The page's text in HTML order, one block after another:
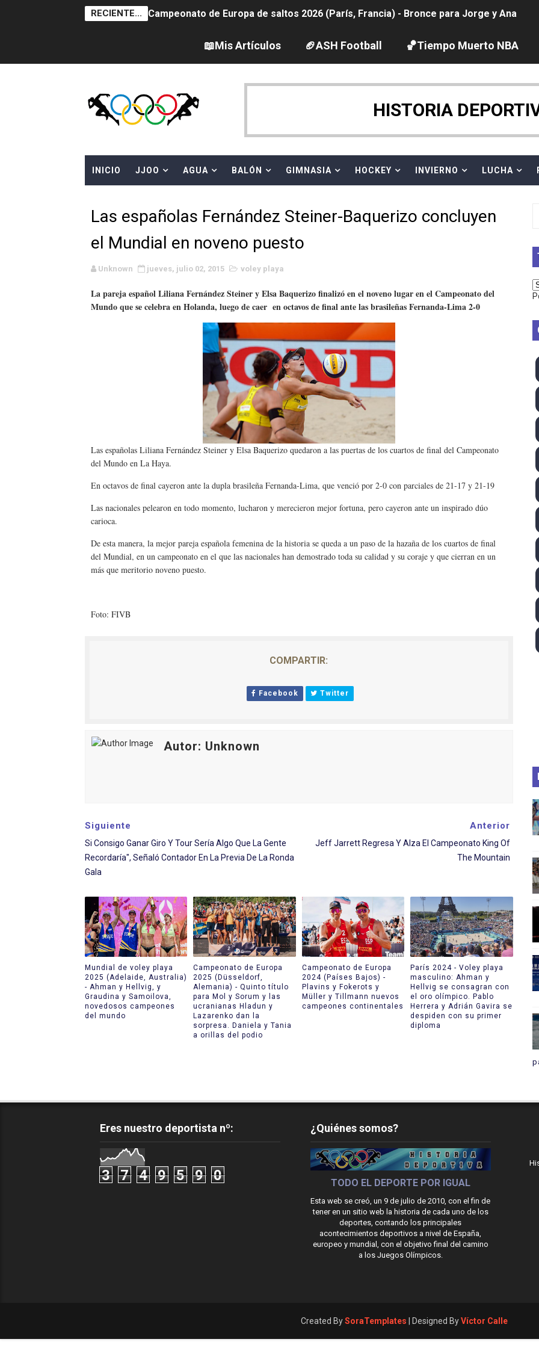
RECIENTE... Campeonato de Europa de saltos 2026 (París, Francia) - Bronce para Jorge y Ana
Tour de Francia femenino 2026 - Etapa 6
Women's Pro Baseball League 2026
Campeonato de Europa de pentatlón moderno 2026 (Estambul, Turquía)
Campeonato de Europa de natación artística 2026 (París, Francia) - España domina
Canadá Open 2026
WWE NXT - Myles Borne y Tavion Heights ponen fin al reinado por parejas de The
Canadian Football League 2026 - Week 10
EFA y AFLE 2026 - Regular season
Grandes éxitos por fin para Chelsea Green, Chad Gable y Baron Corbin en SummerSlam
Campeonato de Europa de MTB 2026 (Monteceneri, Suiza) - Charlie Aldridge y Sina
Campeonato de Europa de remo 2026 (Varese, Italia) - Rumanía, Alemania y Gran
Mundial de lacrosse femenino 2026 (Tokio, Japón) - Estados Unidos invencibles, ya
Máxima celebración en el último Impact! con Jason Hotch como nuevo TNA
Mundial de esgrima 2026 (Hong Kong) - La delegación italiana arrasa con 4 oros y 4
Raquel Rodriguez es la nueva monarca Intercontinental, su primer título individual en
Athletes Unlimited Softball League 2026 - Las Utah Talons son bicampeonas de la AUSL
Mundial de piragüismo slalom 2026 (Oklahoma City, Estados Unidos) - Miquel Travé
Tour de Francia masculino 2026 - Tadej Pogacar entra en el selecto grupo de los
Mundial de Fórmula 1 2026 - Lando Norris consigue en Hungría su primera victoria
Campeonato de Europa en aguas abiertas 2026 (París, Francia) - Wellbrock y
📖Mis Artículos 🏈ASH Football 🏀Tiempo Muerto NBA
HISTORIA
INICIO JJOO AGUA BALÓN GIMNASIA HOCKEY INVIERNO LUCHA
Las españolas Fernández Steiner-Baquerizo concluyen
el Mundial en noveno puesto
Unknown jueves, julio 02, 2015 voley playa
La pareja español Liliana Fernández Steiner y Elsa Baquerizo finalizó en el noveno lugar en el Campeonato del
Mundo que se celebra en Holanda, luego de caer en octavos de final ante las brasileñas Fernanda-Lima 2-0
Las españolas Liliana Fernández Steiner y Elsa Baquerizo quedaron a las puertas de los cuartos de final del Campeonato
del Mundo en La Haya.
En octavos de final cayeron ante la dupla brasileña Fernanda-Lima, que venció por 2-0 con parciales de 21-17 y 21-19
Las nacionales pelearon en todo momento, lucharon y merecieron mejor fortuna, pero cayeron ante un inspirado dúo
carioca.
De esta manera, la mejor pareja española femenina de la historia se queda a un paso de la hazaña de los cuartos de final
del Mundial, en un campeonato en el que las nacionales han demostrado toda su calidad y su coraje y que cierran en un
más que meritorio noveno puesto.
Foto: FIVB
COMPARTIR:
Facebook Twitter
Autor: Unknown
Siguiente
Si Consigo Ganar Giro Y Tour Sería Algo Que La Gente
Recordaría", Señaló Contador En La Previa De La Ronda
Gala
Anterior
Jeff Jarrett Regresa Y Alza El Campeonato King Of
The Mountain
Mundial de voley playa
2025 (Adelaide, Australia)
- Ahman y Hellvig, y
Graudina y Samoilova,
novedosos campeones
del mundo
Campeonato de Europa
2025 (Düsseldorf,
Alemania) - Quinto título
para Mol y Sorum y las
ucranianas Hladun y
Lazarenko dan la
sorpresa. Daniela y Tania
a orillas del podio
Campeonato de Europa
2024 (Países Bajos) -
Plavins y Fokerots y
Müller y Tillmann nuevos
campeones continentales
París 2024 - Voley playa
masculino: Ahman y
Hellvig se consagran con
el oro olímpico. Pablo
Herrera y Adrián Gavira se
despiden con su primer
diploma
Eres nuestro deportista nº:
3 7 4 9 5 9 0
¿Quiénes somos?
TODO EL DEPORTE POR IGUAL
Esta web se creó, un 9 de julio de 2010, con el fin de
tener en un sitio web la historia de cada uno de los
deportes, contando los principales
acontecimientos deportivos a nivel de España,
europeo y mundial, con el objetivo final del camino
a los Juegos Olímpicos.
Created BySoraTemplates | Designed ByVíctor Calle